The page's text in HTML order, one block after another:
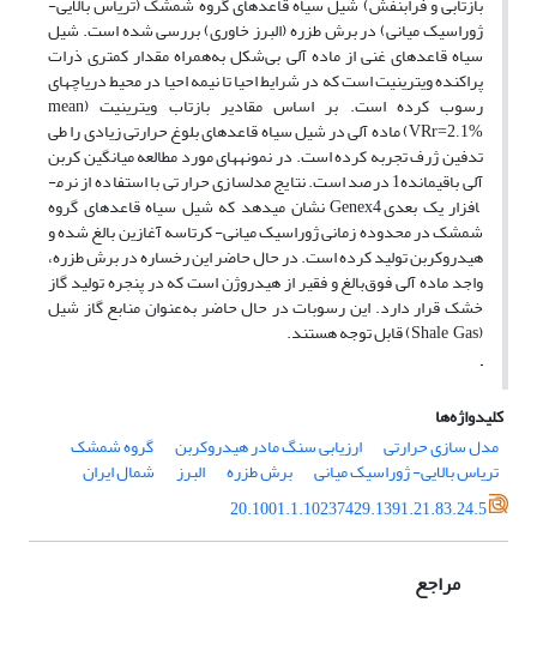
ژوراسیک میانی) در برش طزره (البرز خاوری) بررسی شده است. شیل
سیاه قاعده­ای غنی از ماده آلی بی‌شکل به‌همراه مقدار کمتری ذرات
پراکنده ویترینیت است که در شرایط احیا تا نیمه احیا در محیط دریاچه­ای
رسوب کرده است. بر اساس مقادیر بازتاب ویترینیت (mean
VRr=2.1%) ماده آلی در شیل سیاه قاعده­ای بلوغ حرارتی زیادی را طی
تدفین ژرف تجربه کرده است. در نمونه­های مورد مطالعه میانگین کربن
آلی باقیمانده1 درصد است. نتایج مدل­سازی حرارتی با استفاده از نرم­
افزار یک بعدیGenex4نشان می­دهد که شیل سیاه قاعده­ای گروه
شمشک در محدوده زمانی ژوراسیک میانی- کرتاسه آغازین بالغ شده و
هیدروکربن تولید کرده است. در حال حاضر این رخساره در برش طزره،
واجد ماده آلی فوق‌بالغ و فقیر از هیدروژن است که در پنجره تولید گاز
خشک قرار دارد. این رسوبات در حال حاضر به‌عنوان منابع گاز شیل
(
Shale Gas ) قابل توجه هستند.
کلیدواژه‌ها
مدل سازی حرارتی
ارزیابی سنگ مادر هیدروکربن گروه شمشک
تریاس بالایی- ژوراسیک میانی برش طزره البرز
شمال ایران
20.1001.1.10237429.1391.21.83.24.5
مراجع